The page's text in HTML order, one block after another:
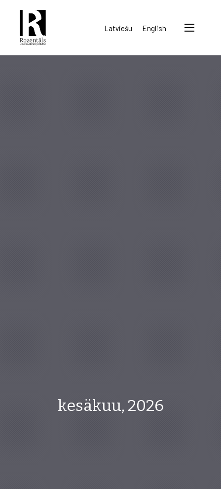
Rozentāls-
seura
Latviešu English
kesäkuu, 2026